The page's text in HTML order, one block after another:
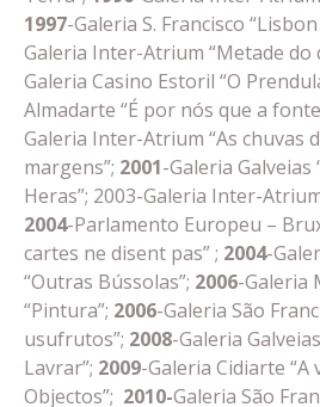
1997-Galeria S. Francisco
Galeria Inter-Atrium “Metade do
Galeria Casino Estoril “O
Almadarte “É por nós que a
Galeria Inter-Atrium “As chuvas
margens”; 2001-Galeria Galveias
Heras”; 2003-Galeria Inter-
2004-Parlamento Europeu –
cartes ne disent pas” ; 2004-
“Outras Bússolas”; 2006-Galeria
“Pintura”; 2006-Galeria São
usufrutos”; 2008-Galeria
Lavrar”; 2009-Galeria Cidiarte “A
Objectos”; 2010-Galeria São